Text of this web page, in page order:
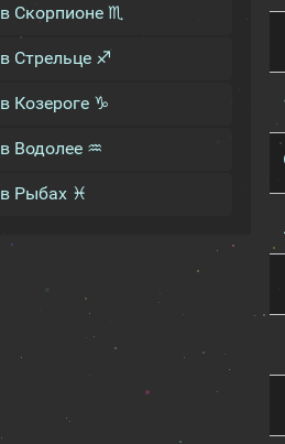
в Скорпионе ♏
в Стрельце ♐
в Козероге ♑
в Водолее ♒
в Рыбах ♓